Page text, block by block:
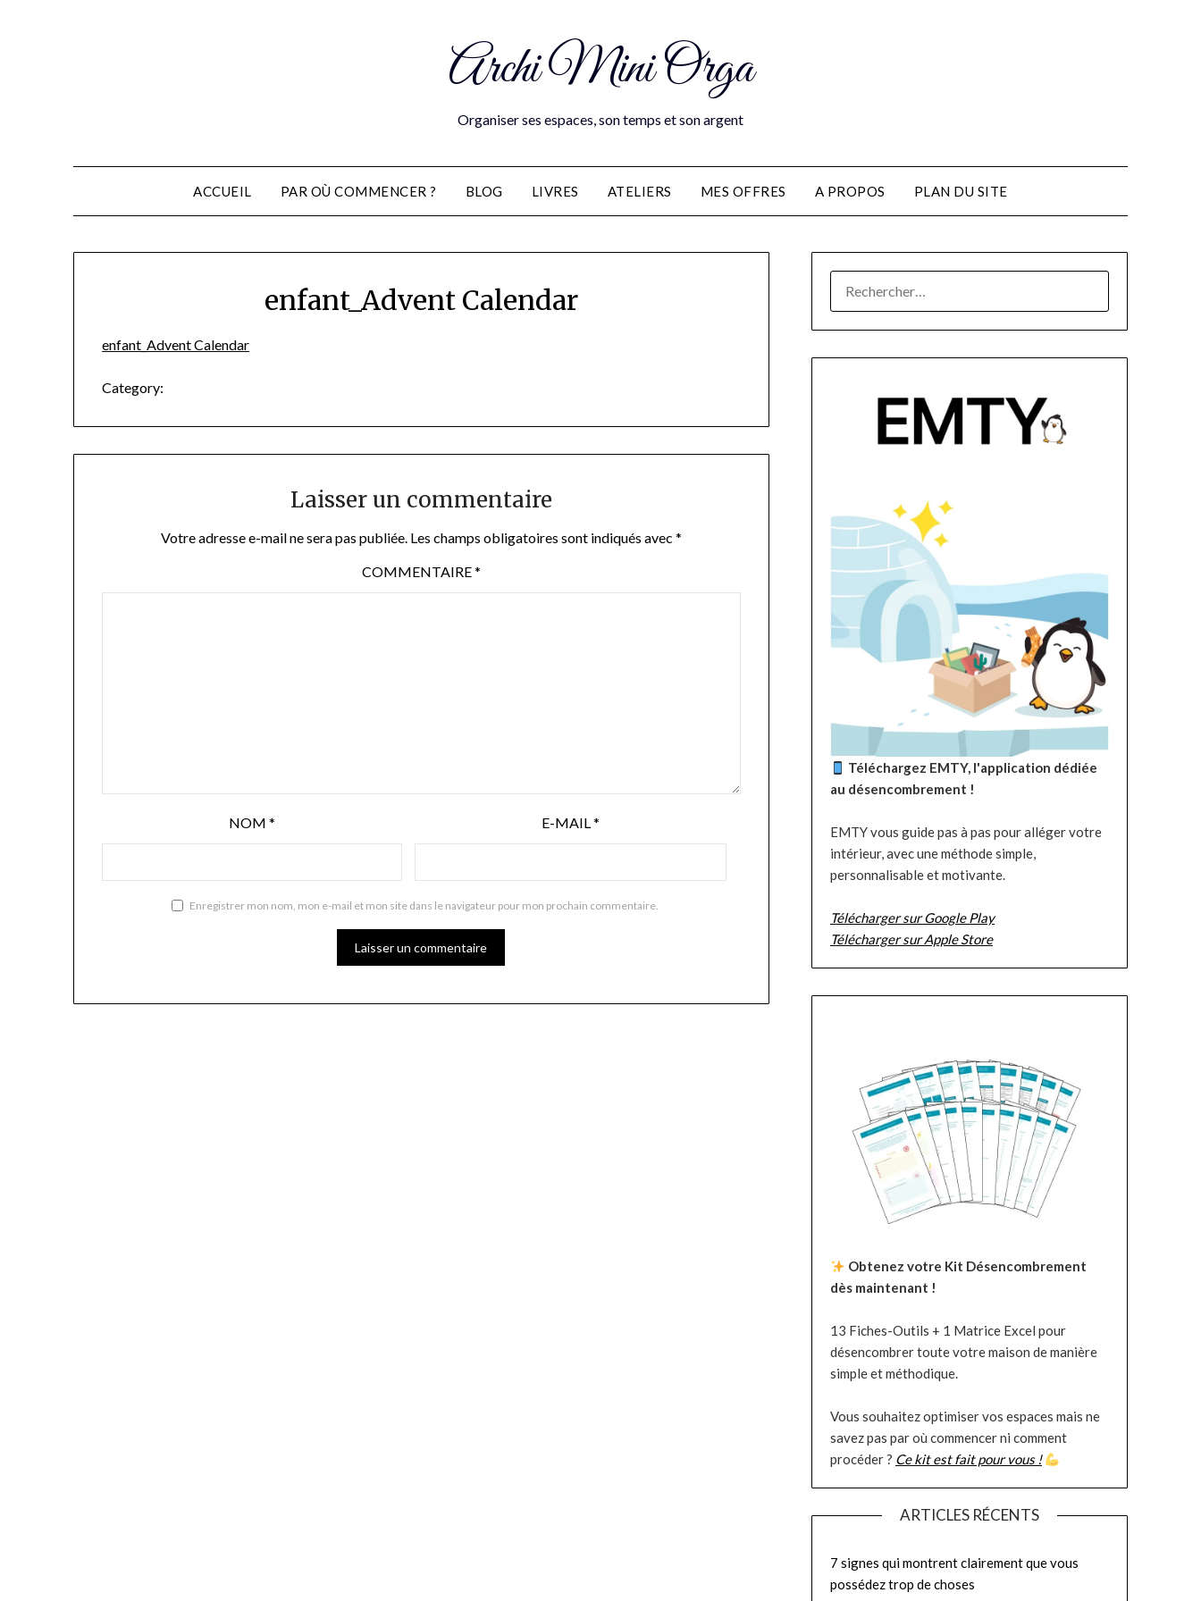
Archi Mini Orga
Organiser ses espaces, son temps et son argent
ACCUEIL PAR OÙ COMMENCER ? BLOG LIVRES ATELIERS MES OFFRES A PROPOS PLAN DU SITE
enfant_Advent Calendar
enfant_Advent Calendar
Category:
Laisser un commentaire
Votre adresse e-mail ne sera pas publiée. Les champs obligatoires sont indiqués avec *
COMMENTAIRE*
NOM* E-MAIL*
Enregistrer mon nom, mon e-mail et mon site dans le navigateur pour mon prochain commentaire.
Téléchargez EMTY, l'application dédiée
au désencombrement !
EMTY vous guide pas à pas pour alléger votre
intérieur, avec une méthode simple,
personnalisable et motivante.
Télécharger sur Google Play
Télécharger sur Apple Store
Obtenez votre Kit Désencombrement
dès maintenant !
13 Fiches-Outils + 1 Matrice Excel pour
désencombrer toute votre maison de manière
simple et méthodique.
Vous souhaitez optimiser vos espaces mais ne
savez pas par où commencer ni comment
procéder ? Ce kit est fait pour vous !
ARTICLES RÉCENTS
7 signes qui montrent clairement que vous
possédez trop de choses